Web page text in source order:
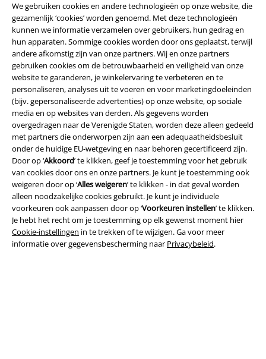
We gebruiken cookies en andere technologieën op onze website, die
gezamenlijk ‘cookies’ worden genoemd. Met deze technologieën
kunnen we informatie verzamelen over gebruikers, hun gedrag en
hun apparaten. Sommige cookies worden door ons geplaatst, terwijl
andere afkomstig zijn van onze partners. Wij en onze partners
gebruiken cookies om de betrouwbaarheid en veiligheid van onze
website te garanderen, je winkelervaring te verbeteren en te
personaliseren, analyses uit te voeren en voor marketingdoeleinden
(bijv. gepersonaliseerde advertenties) op onze website, op sociale
media en op websites van derden. Als gegevens worden
overgedragen naar de Verenigde Staten, worden deze alleen gedeeld
met partners die onderworpen zijn aan een adequaatheidsbesluit
onder de huidige EU-wetgeving en naar behoren gecertificeerd zijn.
Door op ‘Akkoord’ te klikken, geef je toestemming voor het gebruik
van cookies door ons en onze partners. Je kunt je toestemming ook
weigeren door op ‘Alles weigeren’ te klikken - in dat geval worden
alleen noodzakelijke cookies gebruikt. Je kunt je individuele
voorkeuren ook aanpassen door op ‘Voorkeuren instellen’ te klikken.
Je hebt het recht om je toestemming op elk gewenst moment hier
Cookie-instellingen in te trekken of te wijzigen. Ga voor meer
informatie over gegevensbescherming naar Privacybeleid.
Maak deel uit van de community!
Betaalmethodes